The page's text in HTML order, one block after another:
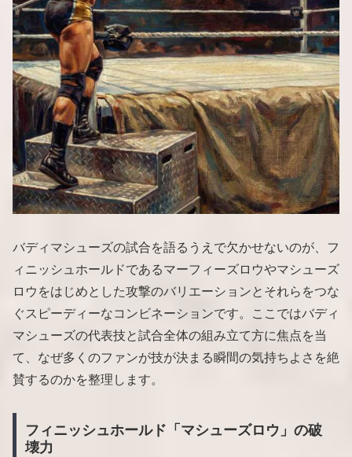
バディマシューズの試合を語るうえで欠かせないのが、フ
ィニッシュホールドであるマーフィーズロウやマシューズ
ロウをはじめとした攻撃のバリエーションとそれらをつな
ぐスピーディーなコンビネーションです。ここではバディ
マシューズの代表技と試合全体の組み立て方に焦点を当
て、なぜ多くのファンが技が決まる瞬間の気持ちよさを絶
賛するのかを整理します。
フィニッシュホールド「マシューズロウ」の破
壊力